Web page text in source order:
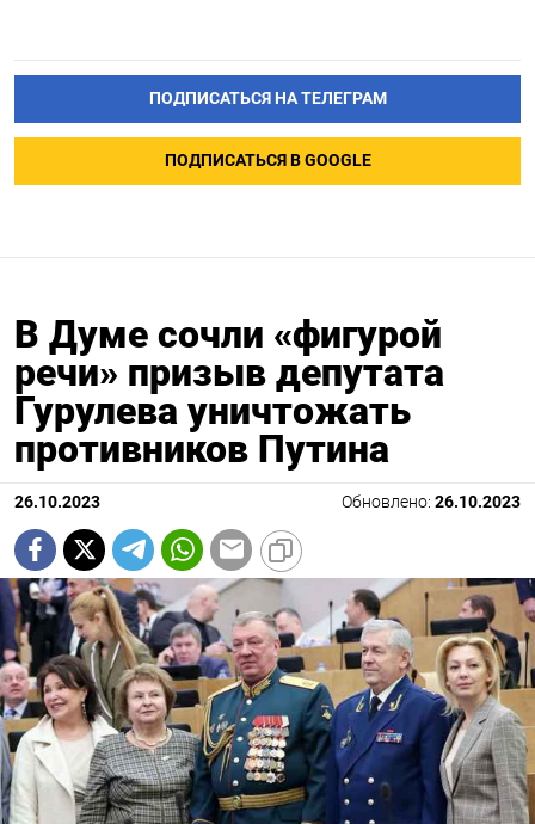
ПОДПИСАТЬСЯ НА ТЕЛЕГРАМ
ПОДПИСАТЬСЯ В GOOGLE
В Думе сочли «фигурой
речи» призыв депутата
Гурулева уничтожать
противников Путина
26.10.2023 Обновлено: 26.10.2023